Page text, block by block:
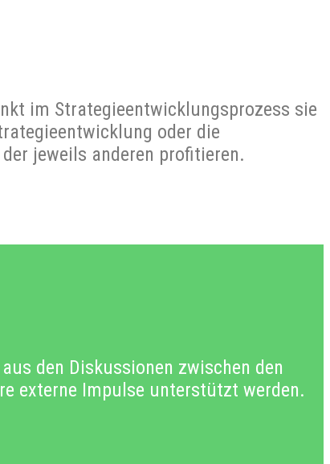
im Strategieentwicklungsprozess sie
oder die
jeweils anderen profitieren.
den Diskussionen zwischen den
externe Impulse unterstützt werden.